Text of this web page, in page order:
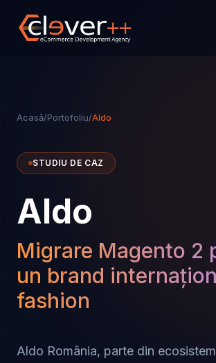
Acasă/Portofoliu/Aldo
STUDIU DE CAZ
Aldo
Migrare Magento 2
un brand
fashion
Aldo România, parte din